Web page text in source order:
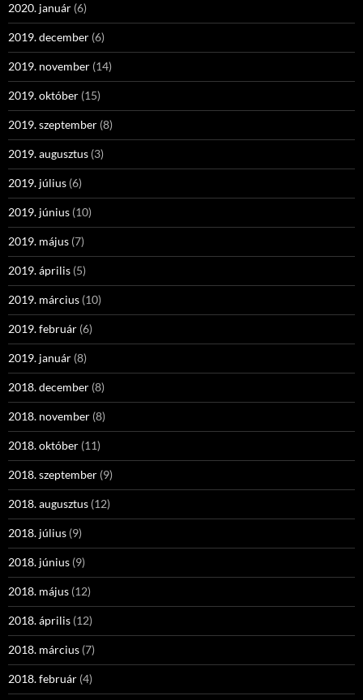
2020. január (6)
2019. december (6)
2019. november (14)
2019. október (15)
2019. szeptember (8)
2019. augusztus (3)
2019. július (6)
2019. június (10)
2019. május (7)
2019. április (5)
2019. március (10)
2019. február (6)
2019. január (8)
2018. december (8)
2018. november (8)
2018. október (11)
2018. szeptember (9)
2018. augusztus (12)
2018. július (9)
2018. június (9)
2018. május (12)
2018. április (12)
2018. március (7)
2018. február (4)